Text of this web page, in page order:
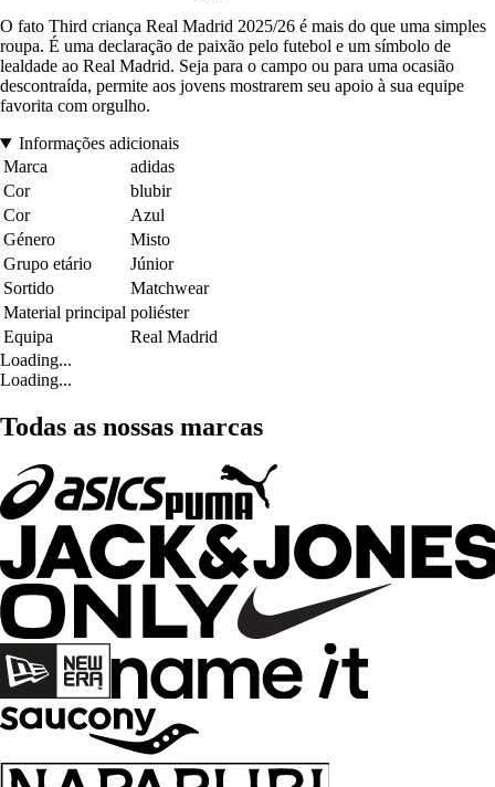
O fato Third criança Real Madrid 2025/26 é mais do que uma simples
roupa. É uma declaração de paixão pelo futebol e um símbolo de
lealdade ao Real Madrid. Seja para o campo ou para uma ocasião
descontraída, permite aos jovens mostrarem seu apoio à sua equipe
favorita com orgulho.
Informações adicionais
Marca
adidas
Cor
blubir
Cor
Azul
Género
Misto
Grupo etário
Júnior
Sortido
Matchwear
Material principal poliéster
Equipa
Real Madrid
Loading...
Loading...
Todas as nossas marcas